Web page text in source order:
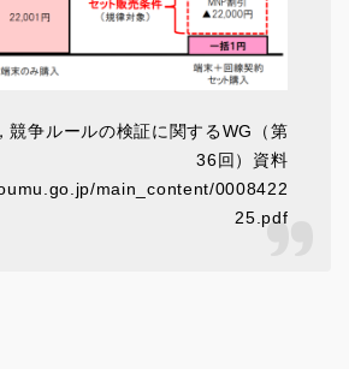
競争ルールの検証に関するWG（第
36回）資料
main_content/0008422
25.pdf